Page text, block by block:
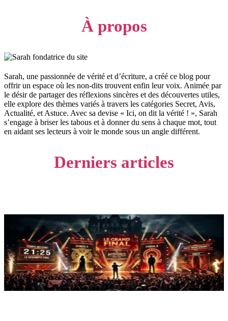
À propos
Sarah, une passionnée de vérité et d’écriture, a créé ce blog pour
offrir un espace où les non-dits trouvent enfin leur voix. Animée par
le désir de partager des réflexions sincères et des découvertes utiles,
elle explore des thèmes variés à travers les catégories Secret, Avis,
Actualité, et Astuce. Avec sa devise « Ici, on dit la vérité ! », Sarah
s’engage à briser les tabous et à donner du sens à chaque mot, tout
en aidant ses lecteurs à voir le monde sous un angle différent.
Derniers articles